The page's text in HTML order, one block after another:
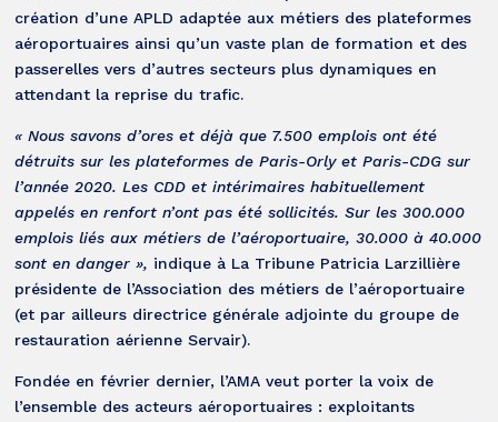
création d’une APLD adaptée aux métiers des plateformes
aéroportuaires ainsi qu’un vaste plan de formation et des
passerelles vers d’autres secteurs plus dynamiques en
attendant la reprise du trafic.
« Nous savons d’ores et déjà que 7.500 emplois ont été
détruits sur les plateformes de Paris-Orly et Paris-CDG sur
l’année 2020. Les CDD et intérimaires habituellement
appelés en renfort n’ont pas été sollicités. Sur les 300.000
emplois liés aux métiers de l’aéroportuaire, 30.000 à 40.000
sont en danger », indique à La Tribune Patricia Larzillière
présidente de l’Association des métiers de l’aéroportuaire
(et par ailleurs directrice générale adjointe du groupe de
restauration aérienne Servair).
Fondée en février dernier, l’AMA veut porter la voix de
l’ensemble des acteurs aéroportuaires : exploitants